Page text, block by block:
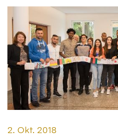
Datum:
2. Okt. 2018